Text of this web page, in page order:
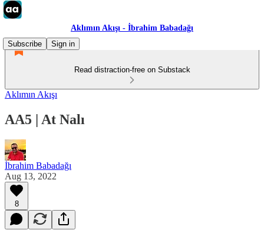
Aklımın Akışı - İbrahim Babadağı
Subscribe
Sign in
Read distraction-free on Substack
Aklımın Akışı
AA5 | At Nalı
İbrahim Babadağı
Aug 13, 2022
8